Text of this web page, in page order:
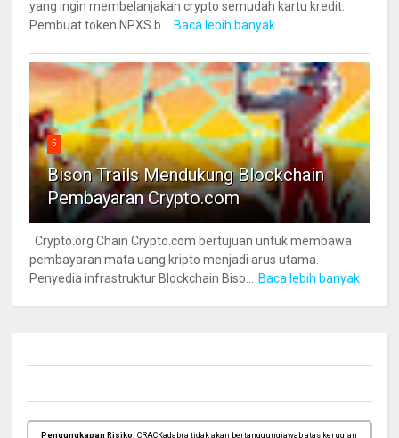
yang ingin membelanjakan crypto semudah kartu kredit.
Pembuat token NPXS b...
Baca lebih banyak
5
Bison Trails Mendukung Blockchain
Pembayaran Crypto.com
Crypto.org Chain Crypto.com bertujuan untuk membawa
pembayaran mata uang kripto menjadi arus utama.
Penyedia infrastruktur Blockchain Biso...
Baca lebih banyak
Pengungkapan Risiko: CRACKadabra tidak akan bertanggungjawab atas kerugian